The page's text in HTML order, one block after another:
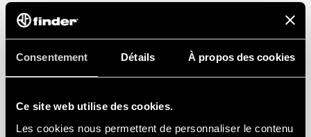
Consentement Détails À propos des cookies
Ce site web utilise des cookies.
Les cookies nous permettent de personnaliser le contenu